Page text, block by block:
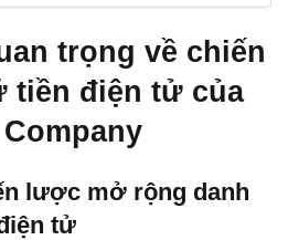
trọng về chiến
tiền điện tử của
lược mở rộng danh
tử